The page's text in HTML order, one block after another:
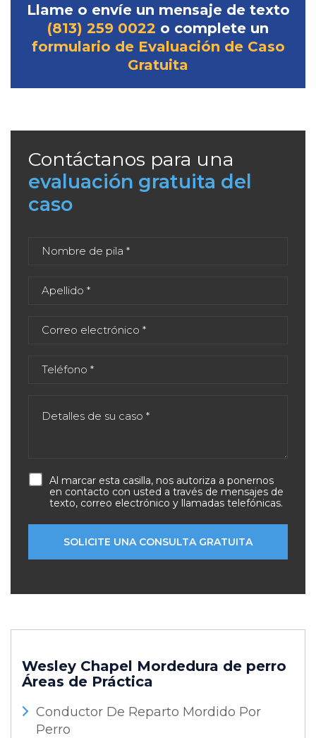
Llame o envíe un mensaje de texto
(813) 259 0022 o complete un
formulario de Evaluación de Caso
Gratuita
Contáctanos para una
evaluación gratuita del
caso
Al marcar esta casilla, nos autoriza a ponernos
en contacto con usted a través de mensajes de
texto, correo electrónico y llamadas telefónicas.
Wesley Chapel Mordedura de perro
Áreas de Práctica
Conductor De Reparto Mordido Por
Perro